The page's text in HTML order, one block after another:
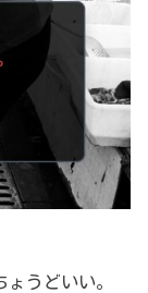
うどいい。